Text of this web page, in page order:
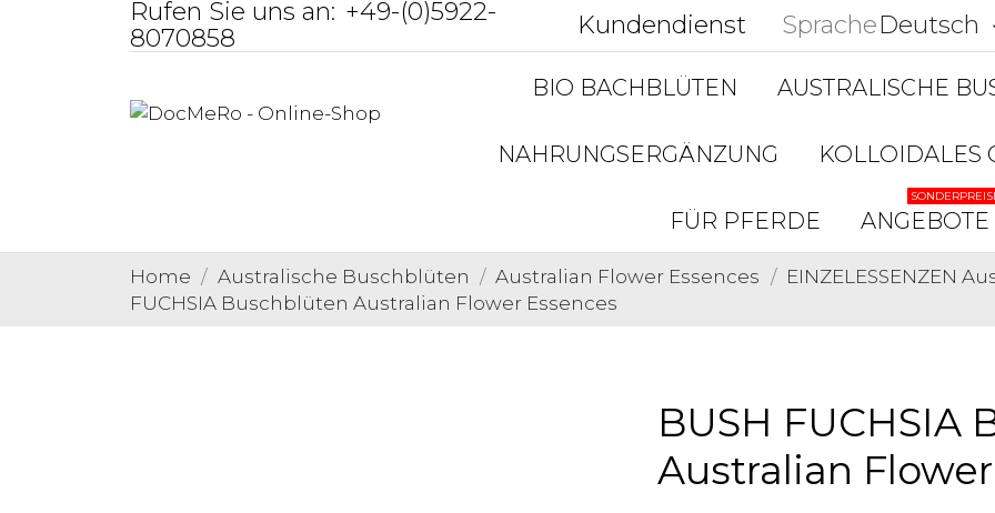
Rufen Sie uns an: +49-(0)5922-
8070858
Kundendienst SpracheDeutsch
BIO BACHBLÜTEN AUSTRALISCHE
NAHRUNGSERGÄNZUNG KOLLOIDALES
FÜR PFERDE ANGEBOTE
Home Australische Buschblüten Australian Flower Essences EINZELESSENZEN
FUCHSIA Buschblüten Australian Flower Essences
BUSH FUCHSIA
Australian